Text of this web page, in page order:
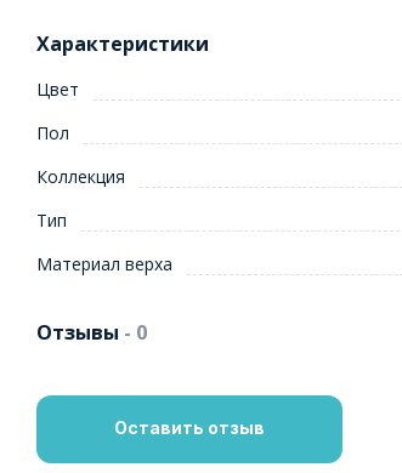
Характеристики
Цвет
Пол
Коллекция
Тип
Материал верха
Отзывы - 0
Оставить отзыв